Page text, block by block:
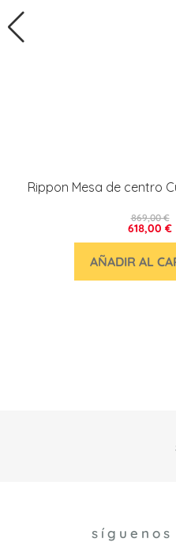
Rippon Mesa de centro
618,00 €
869,00 €
AÑADIR AL
síguenos